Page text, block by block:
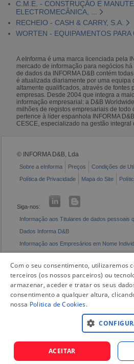
C.M.E. - CONSTRUÇÃO E
ELECTROMECÂNICA, ...
RECHEIO - CASH & CARRY, S.A.
WORTEN - EQUIPAMENTOS PARA
A eInforma é uma marca licenciada pela
mercado de informação para negócios há
de dados da INFORMA D&B contém
é atualizada diariamente por uma equipa
altamente qualificados, através de fontes
empresas. Desde 2004 que integra a
informação empresarial: a D&B
milhões de registos empresariais de todo
pertence à líder espanhola INFORMA
CESCE, especializado na gestão integral
© INFORMA D&B, Lda
Sobre a eInforma Preços Condições de
Política de Privacidade
Mapa do Site
Siga-nos:
Informação aos Titulares de dados pessoais
Dados Informa D&B
Informação aos Empresários em Nome
Com o seu consentimento, utilizaremos
terceiros (os nossos parceiros) ou
armazenar, aceder e tratar os seus
consentimento a qualquer altura,
nossa Politica de Cookies.
ACEITAR